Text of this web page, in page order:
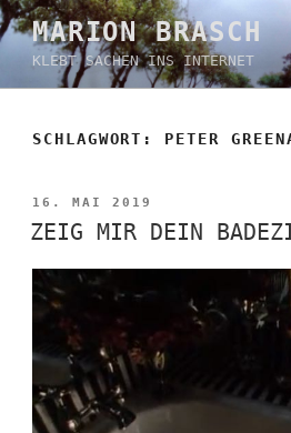
Zum
Inhalt
springen
MARION BRASCH
KLEBT SACHEN INS INTERNET
SCHLAGWORT: PETER
VERÖFFENTLICHT
AM
16. MAI 2019
ZEIG MIR DEIN